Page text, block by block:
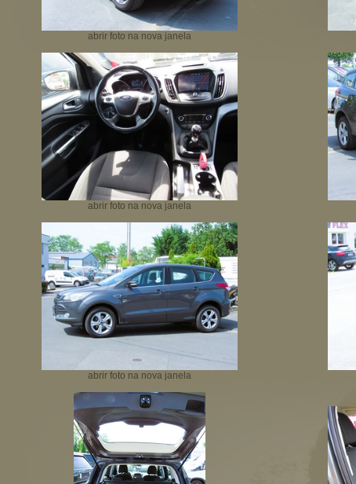
abrir foto na nova janela
abrir foto na nova janela
abrir foto na nova janela